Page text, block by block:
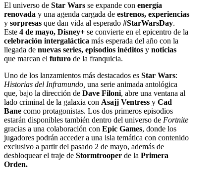
El universo de Star Wars se expande con energía
renovada y una agenda cargada de estrenos, experiencias
y sorpresas que dan vida al esperado #StarWarsDay.
Este 4 de mayo, Disney+ se convierte en el epicentro de la
celebración intergaláctica más esperada del año con la
llegada de nuevas series, episodios inéditos y noticias
que marcan el futuro de la franquicia.
Uno de los lanzamientos más destacados es Star Wars:
Historias del Inframundo, una serie animada antológica
que, bajo la dirección de Dave Filoni, abre una ventana al
lado criminal de la galaxia con Asajj Ventress y Cad
Bane como protagonistas. Los dos primeros episodios
estarán disponibles también dentro del universo de Fortnite
gracias a una colaboración con Epic Games, donde los
jugadores podrán acceder a una isla temática con contenido
exclusivo a partir del pasado 2 de mayo, además de
desbloquear el traje de Stormtrooper de la Primera
Orden.